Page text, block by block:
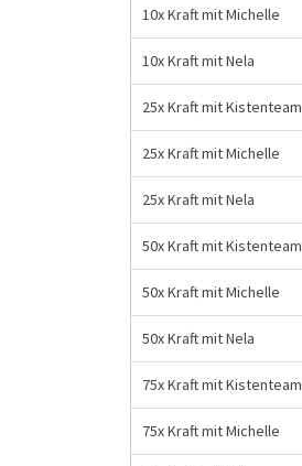
10x Kraft mit Michelle
10x Kraft mit Nela
25x Kraft mit Kistenteam
25x Kraft mit Michelle
25x Kraft mit Nela
50x Kraft mit Kistenteam
50x Kraft mit Michelle
50x Kraft mit Nela
75x Kraft mit Kistenteam
75x Kraft mit Michelle